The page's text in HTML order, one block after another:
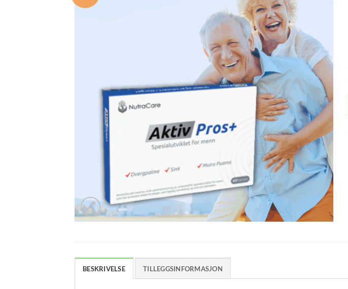
BESKRIVELSE TILLEGGSINFORMASJON